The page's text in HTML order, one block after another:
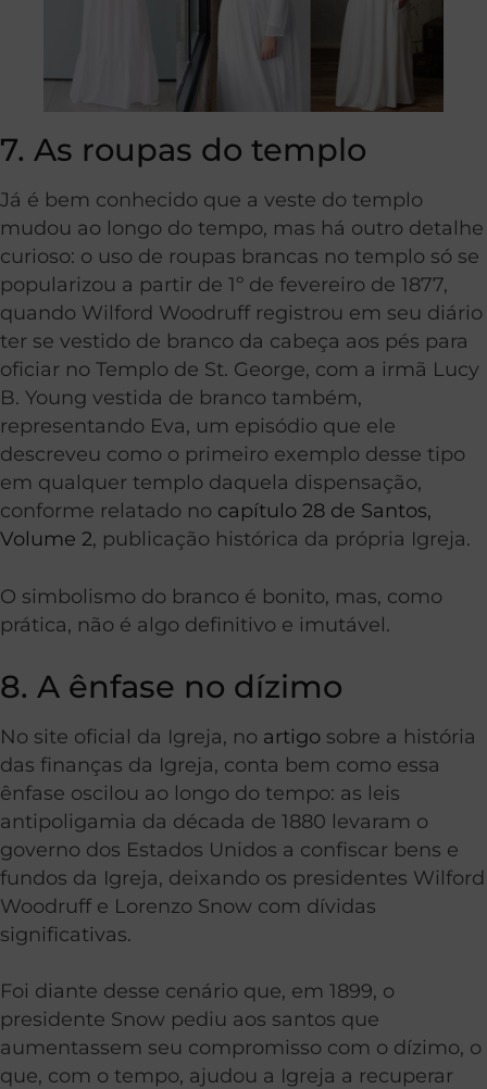
7. As roupas do templo
Já é bem conhecido que a veste do templo
mudou ao longo do tempo, mas há outro detalhe
curioso: o uso de roupas brancas no templo só se
popularizou a partir de 1º de fevereiro de 1877,
quando Wilford Woodruff registrou em seu diário
ter se vestido de branco da cabeça aos pés para
oficiar no Templo de St. George, com a irmã Lucy
B. Young vestida de branco também,
representando Eva, um episódio que ele
descreveu como o primeiro exemplo desse tipo
em qualquer templo daquela dispensação,
conforme relatado no capítulo 28 de Santos,
Volume 2, publicação histórica da própria Igreja.
O simbolismo do branco é bonito, mas, como
prática, não é algo definitivo e imutável.
8. A ênfase no dízimo
No site oficial da Igreja, no artigo sobre a história
das finanças da Igreja, conta bem como essa
ênfase oscilou ao longo do tempo: as leis
antipoligamia da década de 1880 levaram o
governo dos Estados Unidos a confiscar bens e
fundos da Igreja, deixando os presidentes Wilford
Woodruff e Lorenzo Snow com dívidas
significativas.
Foi diante desse cenário que, em 1899, o
presidente Snow pediu aos santos que
aumentassem seu compromisso com o dízimo, o
que, com o tempo, ajudou a Igreja a recuperar